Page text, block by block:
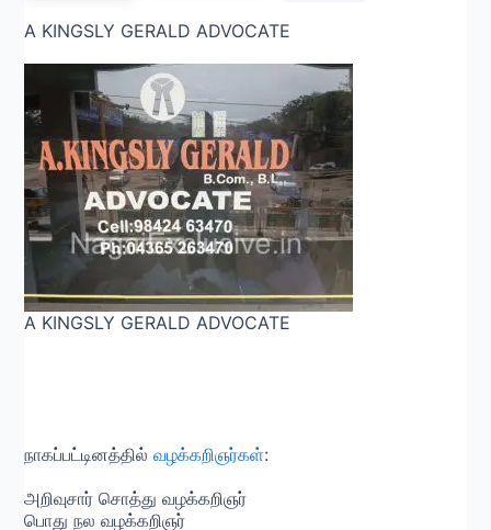
A KINGSLY GERALD ADVOCATE
A KINGSLY GERALD ADVOCATE
நாகப்பட்டினத்தில்வழக்கறிஞர்கள்:
அறிவுசார் சொத்து வழக்கறிஞர்
பொது நல வழக்கறிஞர்